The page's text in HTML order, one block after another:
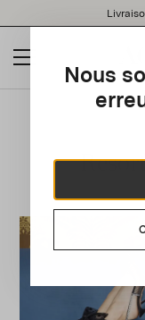
note:
website
an
Nous